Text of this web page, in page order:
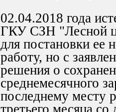
02.04.2018 года
ГКУ СЗН "Лесной
для постановки ее
работу, но с
решения о
среднемесячного
последнему месту
третьего месяца